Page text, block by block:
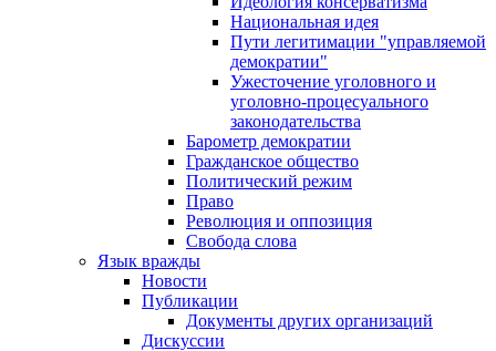
Национальная идея
Пути легитимации "управляемой
демократии"
Ужесточение уголовного и
уголовно-процесуального
законодательства
Барометр демократии
Гражданское общество
Политический режим
Право
Революция и оппозиция
Свобода слова
Язык вражды
Новости
Публикации
Документы других организаций
Дискуссии